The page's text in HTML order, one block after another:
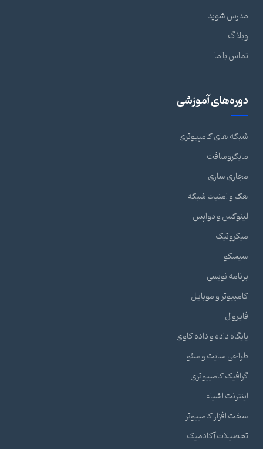
مدرس شوید
وبلاگ
تماس با ما
دوره‌های آموزشی
شبکه های کامپیوتری
مایکروسافت
مجازی سازی
هک و امنیت شبکه
لینوکس و دواپس
میکروتیک
سیسکو
برنامه نویسی
کامپیوتر و موبایل
فایروال
پایگاه داده و داده کاوی
طراحی سایت و سئو
گرافیک کامپیوتری
اینترنت اشیاء
سخت افزار کامپیوتر
تحصیلات آکادمیک